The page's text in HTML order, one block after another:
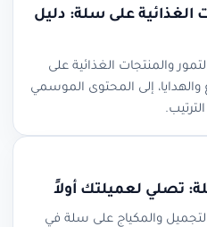
الغذائية على سلة: دليل
والمنتجات الغذائية على
إلى المحتوى الموسمي
تصلي لعميلتك أولاً
والمكياج على سلة في